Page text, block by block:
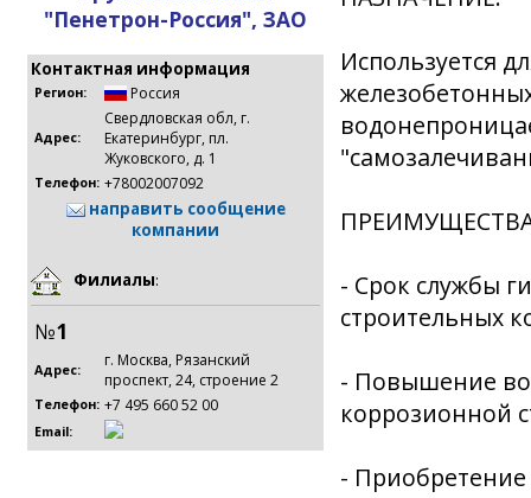
"Пенетрон-Россия", ЗАО
Контактная информация
Регион: Россия
Адрес:
Свердловская обл, г.
Екатеринбург, пл.
Жуковского, д. 1
Телефон: +78002007092
направить сообщение
компании
Филиалы:
№1
Адрес:
г. Москва, Рязанский
проспект, 24, строение 2
Телефон: +7 495 660 52 00
Email:
Используется
- Срок службы
строительных
- Повышение
коррозионной
-